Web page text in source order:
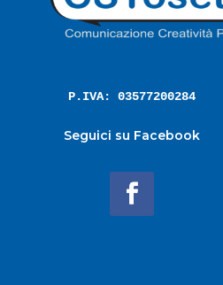
P.IVA: 03577200284
Seguici su Facebook